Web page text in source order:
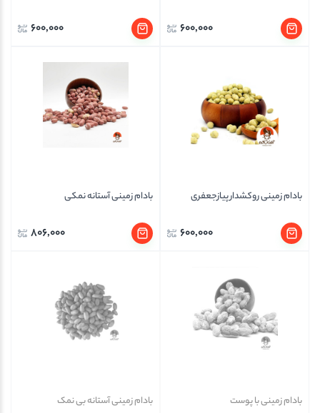
600,000
600,000
بادام زمینی روکشدار پیازجعفری
600,000
بادام زمینی آستانه نمکی
806,000
بادام زمینی با پوست بادام زمینی آستانه بی نمک